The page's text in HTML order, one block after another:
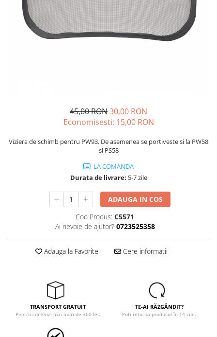
Echere si compasuri
Nivele
Nivele laser
Rulete si metre
Masini de gaurit si insurubat
Masini de slefuit si rindeluit
Salopetă cu pieptar
Tricouri
Protecţie ignifugă
Accesorii rezistente la flacără
Salopete cu pieptar
îmbrăcăminte asistente/doctori
îmbrăcăminte bucătari
îmbrăcăminte de lucru
45,00 RON30,00 RON
Economisesti: 15,00 RON
Viziera de schimb pentru PW93. De asemenea se portiveste si la PW58
si PS58
LA COMANDA
Durata de livrare: 5-7 zile
ADAUGA IN COS
Cod Produs: C5571
Ai nevoie de ajutor? 0723525358
Adauga la Favorite Cere informatii
TRANSPORT GRATUIT
Pentru comenzi mai mari de 300 lei.
TE-AI RĂZGÂNDIT?
Poți returna produsul în 14 zile.